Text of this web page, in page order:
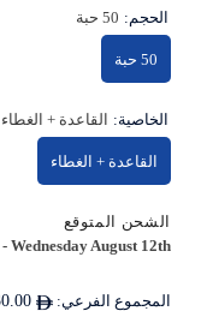
الحجم: 50 حبة
50 حبة
الخاصية: القاعدة + الغطاء
القاعدة + الغطاء
الشحن المتوقع
-Wednesday August 12th
المجموع الفرعي: 30.00